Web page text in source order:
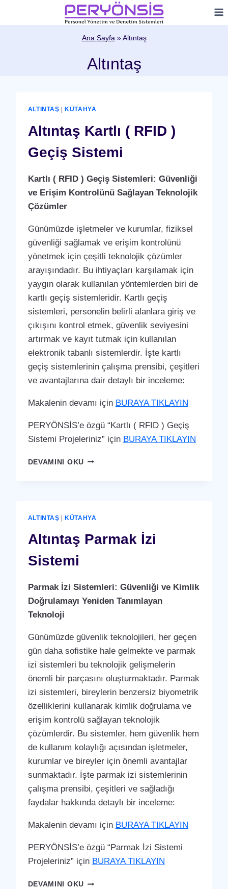
Ana Sayfa»Altıntaş
Altıntaş
ALTINTAŞ |KÜTAHYA
Altıntaş Kartlı ( RFID )
Geçiş Sistemi
Kartlı ( RFID ) Geçiş Sistemleri: Güvenliği
ve Erişim Kontrolünü Sağlayan Teknolojik
Çözümler
Günümüzde işletmeler ve kurumlar, fiziksel
güvenliği sağlamak ve erişim kontrolünü
yönetmek için çeşitli teknolojik çözümler
arayışındadır. Bu ihtiyaçları karşılamak için
yaygın olarak kullanılan yöntemlerden biri de
kartlı geçiş sistemleridir. Kartlı geçiş
sistemleri, personelin belirli alanlara giriş ve
çıkışını kontrol etmek, güvenlik seviyesini
artırmak ve kayıt tutmak için kullanılan
elektronik tabanlı sistemlerdir. İşte kartlı
geçiş sistemlerinin çalışma prensibi, çeşitleri
ve avantajlarına dair detaylı bir inceleme:
Makalenin devamı için BURAYA TIKLAYIN
PERYÖNSİS’e özgü “Kartlı ( RFID ) Geçiş
Sistemi Projeleriniz” için BURAYA TIKLAYIN
DEVAMINI OKUALTINTAŞ
ALTINTAŞ |KÜTAHYA
Altıntaş Parmak İzi
Sistemi
Parmak İzi Sistemleri: Güvenliği ve Kimlik
Doğrulamayı Yeniden Tanımlayan
Teknoloji
Günümüzde güvenlik teknolojileri, her geçen
gün daha sofistike hale gelmekte ve parmak
izi sistemleri bu teknolojik gelişmelerin
önemli bir parçasını oluşturmaktadır. Parmak
izi sistemleri, bireylerin benzersiz biyometrik
özelliklerini kullanarak kimlik doğrulama ve
erişim kontrolü sağlayan teknolojik
çözümlerdir. Bu sistemler, hem güvenlik hem
de kullanım kolaylığı açısından işletmeler,
kurumlar ve bireyler için önemli avantajlar
sunmaktadır. İşte parmak izi sistemlerinin
çalışma prensibi, çeşitleri ve sağladığı
faydalar hakkında detaylı bir inceleme:
Makalenin devamı için BURAYA TIKLAYIN
PERYÖNSİS’e özgü “Parmak İzi Sistemi
Projeleriniz” için BURAYA TIKLAYIN
DEVAMINI OKUALTINTAŞ